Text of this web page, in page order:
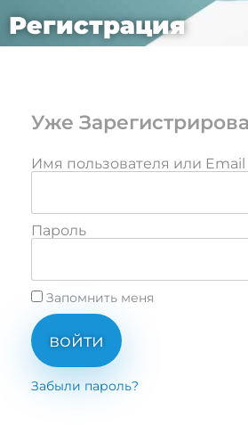
Регистрация
Уже
Имя пользователя или Email
Пароль
Запомнить меня
войти
Забыли пароль?